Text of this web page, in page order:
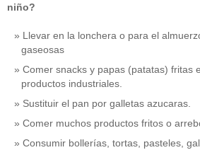
niño?
Llevar en la lonchera o para el
gaseosas
Comer snacks y papas (patatas) fritas
productos industriales.
Sustituir el pan por galletas azucaras.
Comer muchos productos fritos o
Consumir bollerías, tortas, pasteles,